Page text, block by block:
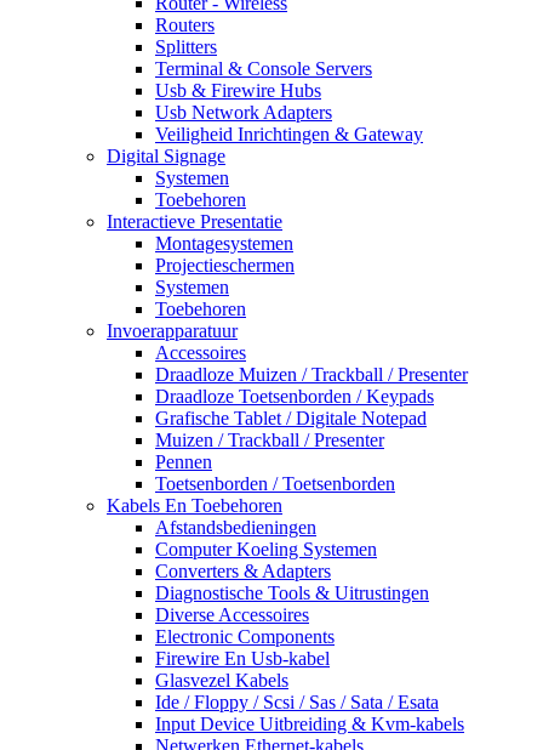
Routers
Splitters
Terminal & Console Servers
Usb & Firewire Hubs
Usb Network Adapters
Veiligheid Inrichtingen & Gateway
Digital Signage
Systemen
Toebehoren
Interactieve Presentatie
Montagesystemen
Projectieschermen
Systemen
Toebehoren
Invoerapparatuur
Accessoires
Draadloze Muizen / Trackball / Presenter
Draadloze Toetsenborden / Keypads
Grafische Tablet / Digitale Notepad
Muizen / Trackball / Presenter
Pennen
Toetsenborden / Toetsenborden
Kabels En Toebehoren
Afstandsbedieningen
Computer Koeling Systemen
Converters & Adapters
Diagnostische Tools & Uitrustingen
Diverse Accessoires
Electronic Components
Firewire En Usb-kabel
Glasvezel Kabels
Ide / Floppy / Scsi / Sas / Sata / Esata
Input Device Uitbreiding & Kvm-kabels
Netwerken Ethernet-kabels